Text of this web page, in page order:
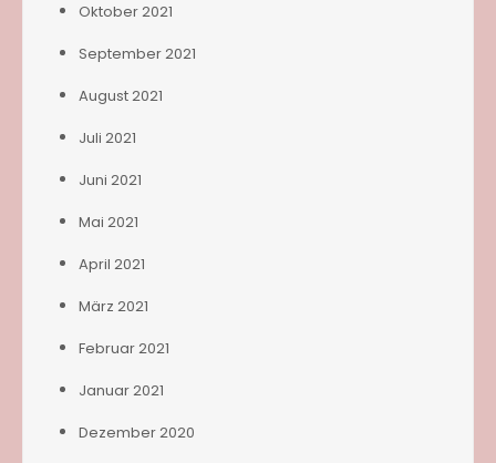
Oktober 2021
September 2021
August 2021
Juli 2021
Juni 2021
Mai 2021
April 2021
März 2021
Februar 2021
Januar 2021
Dezember 2020